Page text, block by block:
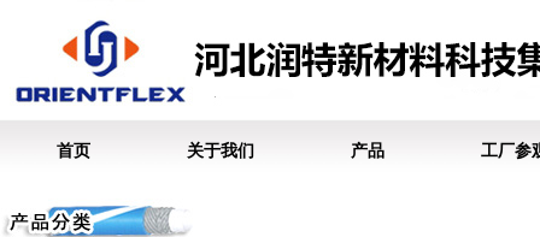
首页 关于我们 产品 工厂参